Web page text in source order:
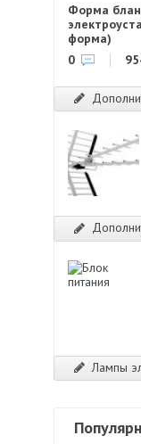
Форма
форма)
0
Лампы